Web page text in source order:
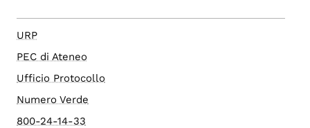
URP
PEC di Ateneo
Ufficio Protocollo
Numero Verde
800-24-14-33